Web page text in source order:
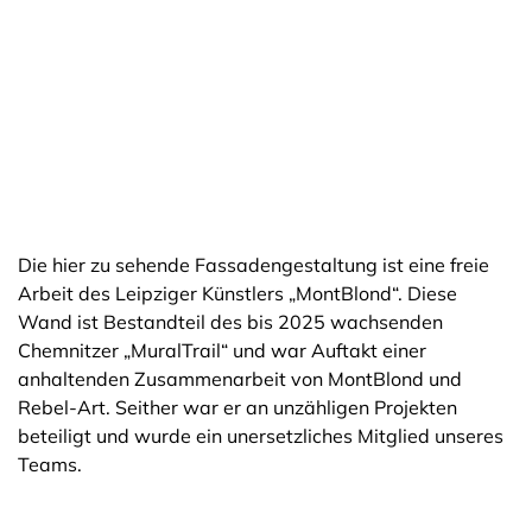
Die hier zu sehende Fassadengestaltung ist eine freie
Arbeit des Leipziger Künstlers „MontBlond“. Diese
Wand ist Bestandteil des bis 2025 wachsenden
Chemnitzer „MuralTrail“ und war Auftakt einer
anhaltenden Zusammenarbeit von MontBlond und
Rebel-Art. Seither war er an unzähligen Projekten
beteiligt und wurde ein unersetzliches Mitglied unseres
Teams.